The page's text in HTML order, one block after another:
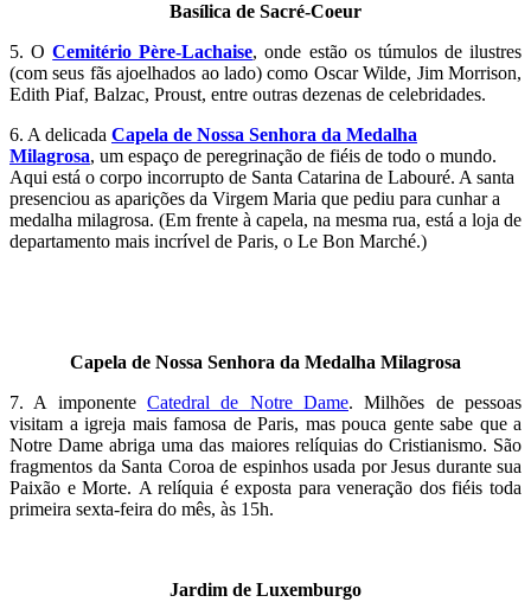
Basílica de Sacré-Coeur
5. OCemitério Père-Lachaise, onde estão os túmulos de ilustres
(com seus fãs ajoelhados ao lado) como Oscar Wilde, Jim Morrison,
Edith Piaf, Balzac, Proust, entre outras dezenas de celebridades.
6. A delicada Capela de Nossa Senhora da Medalha
Milagrosa, um espaço de peregrinação de fiéis de todo o mundo.
Aqui está o corpo incorrupto de Santa Catarina de Labouré. A santa
presenciou as aparições da Virgem Maria que pediu para cunhar a
medalha milagrosa. (Em frente à capela, na mesma rua, está a loja de
departamento mais incrível de Paris, o Le Bon Marché.)
Capela de Nossa Senhora da Medalha Milagrosa
7. A imponente Catedral de Notre Dame. Milhões de pessoas
visitam a igreja mais famosa de Paris, mas pouca gente sabe que a
Notre Dame abriga uma das maiores relíquias do Cristianismo. São
fragmentos da Santa Coroa de espinhos usada por Jesus durante sua
Paixão e Morte. A relíquia é exposta para veneração dos fiéis toda
primeira sexta-feira do mês, às 15h.
Jardim de Luxemburgo